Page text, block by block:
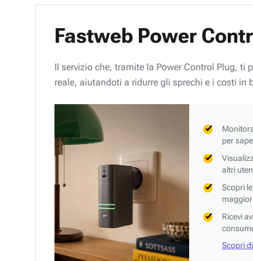
Fastweb Power
Il servizio che, tramite la Power Control Plug,
reale, aiutandoti a ridurre gli sprechi e i costi in
per
altri
Scopri
Ricevi
Scopri